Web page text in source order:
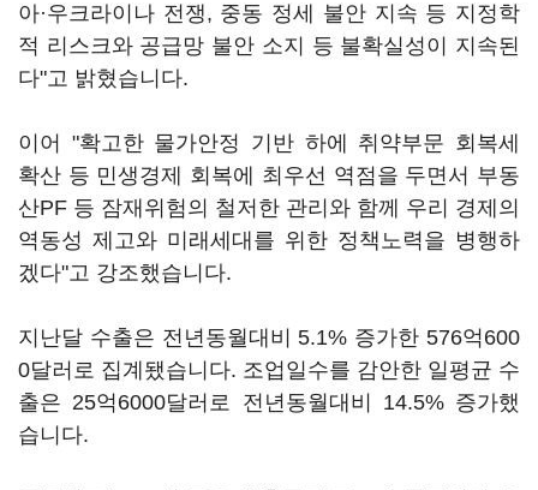
아·우크라이나 전쟁, 중동 정세 불안 지속 등 지정학
적 리스크와 공급망 불안 소지 등 불확실성이 지속된
다"고 밝혔습니다.
이어 "확고한 물가안정 기반 하에 취약부문 회복세
확산 등 민생경제 회복에 최우선 역점을 두면서 부동
산PF 등 잠재위험의 철저한 관리와 함께 우리 경제의
역동성 제고와 미래세대를 위한 정책노력을 병행하
겠다"고 강조했습니다.
지난달 수출은 전년동월대비 5.1% 증가한 576억600
0달러로 집계됐습니다. 조업일수를 감안한 일평균 수
출은 25억6000달러로 전년동월대비 14.5% 증가했
습니다.